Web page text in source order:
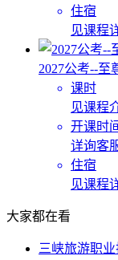
住宿
见课程
2027公考--至
课时
见课程
开课时
详询客
住宿
见课程
大家都在看
三峡旅游职